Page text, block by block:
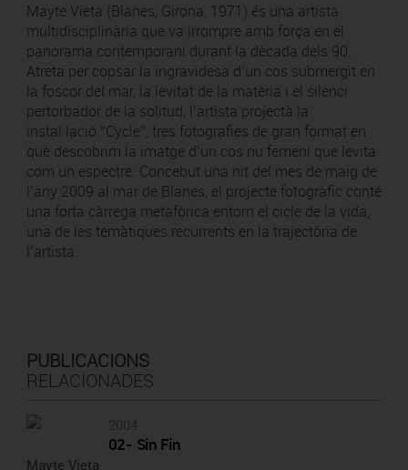
Mayte Vieta (Blanes, Girona, 1971) és una artista
multidisciplinària que va irrompre amb força en el
panorama contemporani durant la dècada dels 90.
Atreta per copsar la ingravidesa d’un cos submergit en
la foscor del mar, la levitat de la matèria i el silenci
pertorbador de la solitud, l’artista projectà la
instal·lació “Cycle”, tres fotografies de gran format en
què descobrim la imatge d’un cos nu femení que levita
com un espectre. Concebut una nit del mes de maig de
l’any 2009 al mar de Blanes, el projecte fotogràfic conté
una forta càrrega metafòrica entorn el cicle de la vida,
una de les temàtiques recurrents en la trajectòria de
l’artista.
PUBLICACIONS
RELACIONADES
02- Sin Fin
Mayte Vieta